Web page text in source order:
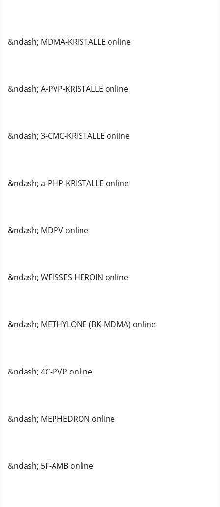
&ndash; MDMA-KRISTALLE online
&ndash; A-PVP-KRISTALLE online
&ndash; 3-CMC-KRISTALLE online
&ndash; a-PHP-KRISTALLE online
&ndash; MDPV online
&ndash; WEISSES HEROIN online
&ndash; METHYLONE (BK-MDMA) online
&ndash; 4C-PVP online
&ndash; MEPHEDRON online
&ndash; 5F-AMB online